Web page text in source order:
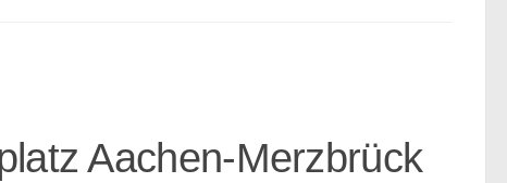
Aachen-Merzbrück